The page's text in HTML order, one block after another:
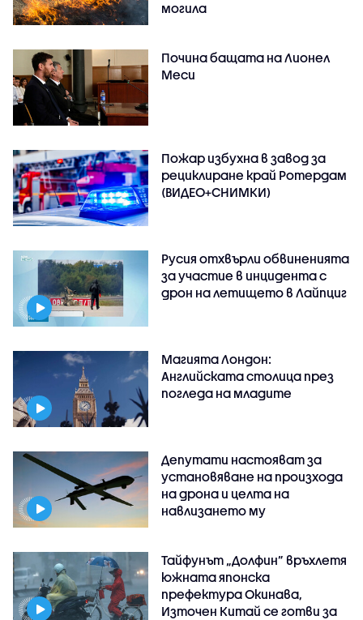
могила
Почина бащата на Лионел
Меси
Пожар избухна в завод за
рециклиране край Ротердам
(ВИДЕО+СНИМКИ)
Русия отхвърли обвиненията
за участие в инцидента с
дрон на летището в Лайпциг
Магията Лондон:
Английската столица през
погледа на младите
Депутати настояват за
установяване на произхода
на дрона и целта на
навлизането му
Тайфунът „Долфин” връхлетя
южната японска
префектура Окинава,
Източен Китай се готви за